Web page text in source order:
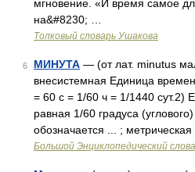
мгновение. «И время самое
на&#8230; …
Толковый словарь Ушакова
6 МИНУТА — (от лат. minutus
внесистемная Единица
= 60 с = 1/60 ч = 1/1440 сут.2)
равная 1/60 градуса
обозначается ... ;
Большой Энциклопедический